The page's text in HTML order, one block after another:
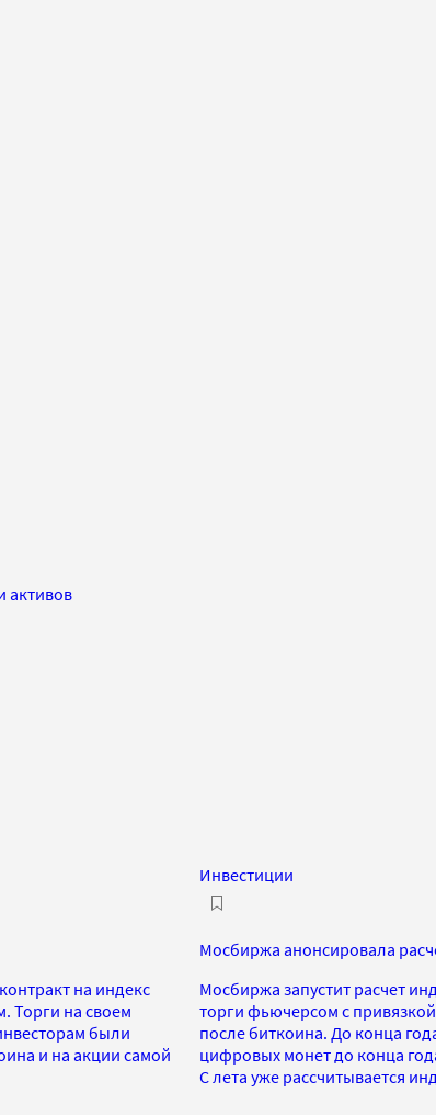
активов
на индекс
Торги на своем
были
и на акции самой
Инвестиции
Мосбиржа анонсировала
Мосбиржа запустит расчет
торги фьючерсом с
после биткоина. До конца
цифровых монет до конца
С лета уже рассчитывается